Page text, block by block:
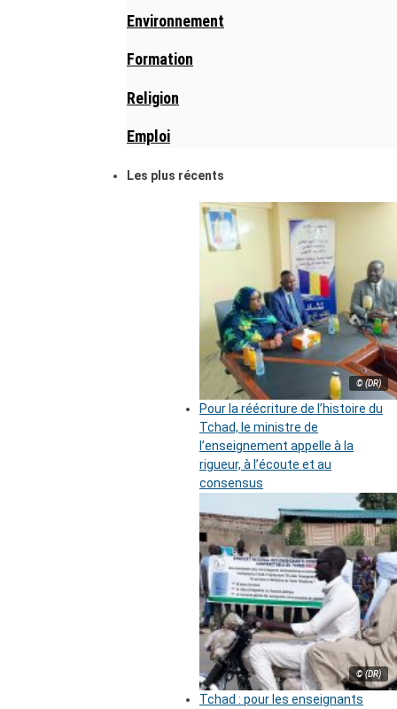
Environnement
Formation
Religion
Emploi
Les plus récents
© (DR)
Pour la réécriture de l’histoire du
Tchad, le ministre de
l’enseignement appelle à la
rigueur, à l’écoute et au
consensus
© (DR)
Tchad : pour les enseignants